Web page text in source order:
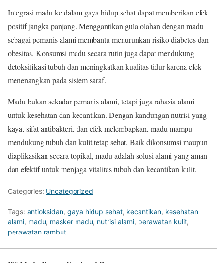
Integrasi madu ke dalam gaya hidup sehat dapat memberikan efek
positif jangka panjang. Menggantikan gula olahan dengan madu
sebagai pemanis alami membantu menurunkan risiko diabetes dan
obesitas. Konsumsi madu secara rutin juga dapat mendukung
detoksifikasi tubuh dan meningkatkan kualitas tidur karena efek
menenangkan pada sistem saraf.
Madu bukan sekadar pemanis alami, tetapi juga rahasia alami
untuk kesehatan dan kecantikan. Dengan kandungan nutrisi yang
kaya, sifat antibakteri, dan efek melembapkan, madu mampu
mendukung tubuh dan kulit tetap sehat. Baik dikonsumsi maupun
diaplikasikan secara topikal, madu adalah solusi alami yang aman
dan efektif untuk menjaga vitalitas tubuh dan kecantikan kulit.
Categories: Uncategorized
Tags: antioksidan, gaya hidup sehat, kecantikan, kesehatan
alami, madu, masker madu, nutrisi alami, perawatan kulit,
perawatan rambut